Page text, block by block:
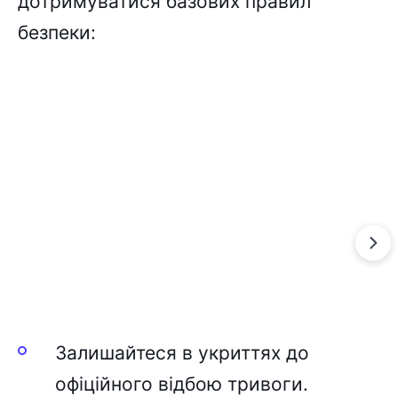
безпеки:
Залишайтеся в укриттях до
офіційного відбою тривоги.